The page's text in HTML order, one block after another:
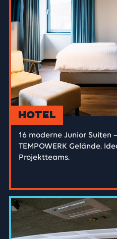
Hotel
16 moderne Junior Suiten
TEMPOWERK Gelände.
Projektteams.